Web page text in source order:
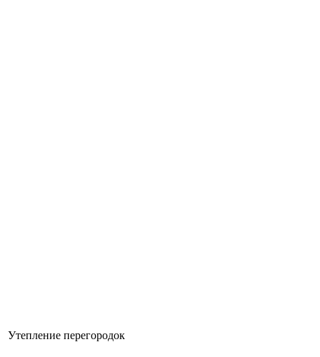
Утепление перегородок